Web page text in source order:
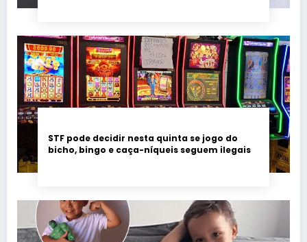
STF pode decidir nesta quinta se jogo do
bicho, bingo e caça-níqueis seguem ilegais